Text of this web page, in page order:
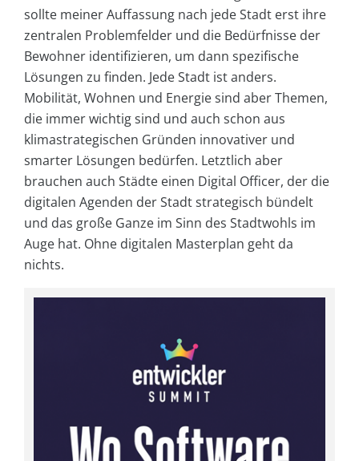
sollte meiner Auffassung nach jede Stadt erst ihre
zentralen Problemfelder und die Bedürfnisse der
Bewohner identifizieren, um dann spezifische
Lösungen zu finden. Jede Stadt ist anders.
Mobilität, Wohnen und Energie sind aber Themen,
die immer wichtig sind und auch schon aus
klimastrategischen Gründen innovativer und
smarter Lösungen bedürfen. Letztlich aber
brauchen auch Städte einen Digital Officer, der die
digitalen Agenden der Stadt strategisch bündelt
und das große Ganze im Sinn des Stadtwohls im
Auge hat. Ohne digitalen Masterplan geht da
nichts.